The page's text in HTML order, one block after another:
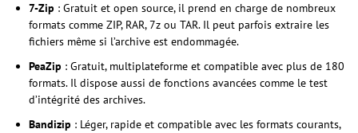
7-Zip : Gratuit et open source, il prend en charge de nombreux
formats comme ZIP, RAR, 7z ou TAR. Il peut parfois extraire les
fichiers même si l’archive est endommagée.
PeaZip : Gratuit, multiplateforme et compatible avec plus de 180
formats. Il dispose aussi de fonctions avancées comme le test
d’intégrité des archives.
Bandizip : Léger, rapide et compatible avec les formats courants,